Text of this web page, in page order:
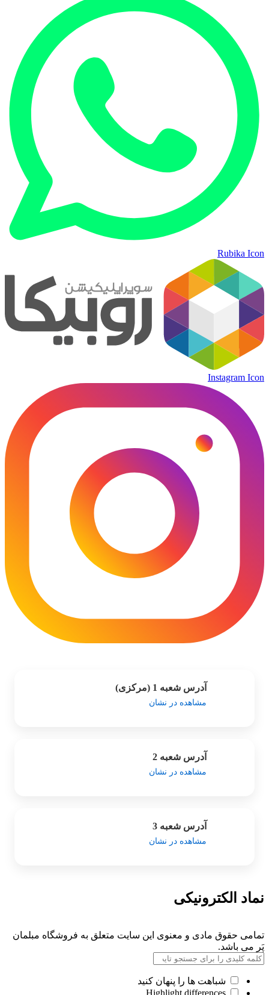
Rubika Icon
Instagram Icon
آدرس شعبه 1 (مرکزی)
مشاهده در نشان
آدرس شعبه 2
مشاهده در نشان
آدرس شعبه 3
مشاهده در نشان
نماد الکترونیکی
تمامی حقوق مادی و معنوی این سایت متعلق به فروشگاه مبلمان
پَر می باشد.
شباهت ها را پنهان کنید